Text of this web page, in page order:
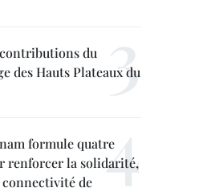
du
des Hauts Plateaux du
formule quatre
renforcer la solidarité,
de